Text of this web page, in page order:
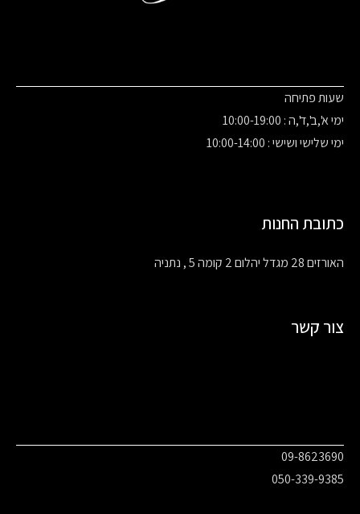
שעות פתיחה
ימי א',ב',ד',ה : 10:00-19:00
ימי שלישי ושישי : 10:00-14:00
כתובת החנות
האורזים 28 מגדל יהלום 2 קומה 5 , נתניה
צור קשר
09-8623690
050-339-9385